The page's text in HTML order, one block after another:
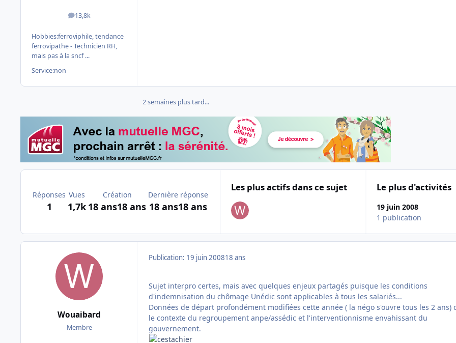
13,8k
messages
Hobbies:ferroviphile, tendance
ferrovipathe - Technicien RH,
mais pas à la sncf ...
Service:non
2 semaines plus tard...
Réponses
1
Vues
1,7k
Création
18 ans18 ans
Dernière réponse
18 ans18 ans
Les plus actifs dans ce sujet Le plus d'activités
19 juin 2008
1 publication
Wouaibard
Membre
Publication: 19 juin 200818 ans
Sujet interpro certes, mais avec quelques enjeux partagés puisque les conditions
d'indemnisation du chômage Unédic sont applicables à tous les salariés...
Données de départ profondément modifiées cette année ( la négo s'ouvre tous les 2 ans)
le contexte du regroupement anpe/assédic et l'interventionnisme envahissant du
gouvernement.